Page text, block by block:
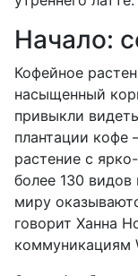
Начало:
Кофейное
насыщенный
привыкли
плантации кофе
растение с
более 130
миру
говорит Ханна
коммуникациям